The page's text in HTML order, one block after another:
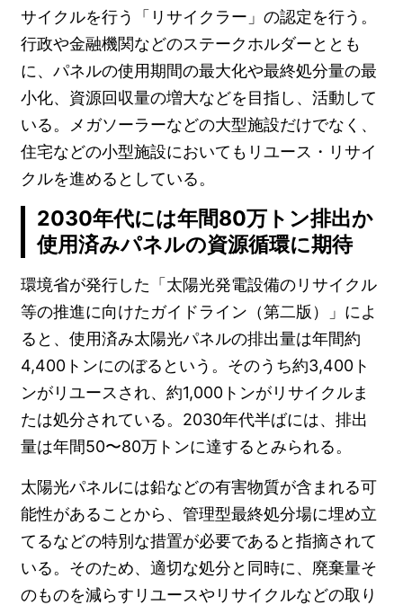
サイクルを行う「リサイクラー」の認定を行う。
行政や金融機関などのステークホルダーととも
に、パネルの使用期間の最大化や最終処分量の最
小化、資源回収量の増大などを目指し、活動して
いる。メガソーラーなどの大型施設だけでなく、
住宅などの小型施設においてもリユース・リサイ
クルを進めるとしている。
2030年代には年間80万トン排出か
使用済みパネルの資源循環に期待
環境省が発行した「太陽光発電設備のリサイクル
等の推進に向けたガイドライン（第二版）」によ
ると、使用済み太陽光パネルの排出量は年間約
4,400トンにのぼるという。そのうち約3,400ト
ンがリユースされ、約1,000トンがリサイクルま
たは処分されている。2030年代半ばには、排出
量は年間50〜80万トンに達するとみられる。
太陽光パネルには鉛などの有害物質が含まれる可
能性があることから、管理型最終処分場に埋め立
てるなどの特別な措置が必要であると指摘されて
いる。そのため、適切な処分と同時に、廃棄量そ
のものを減らすリユースやリサイクルなどの取り